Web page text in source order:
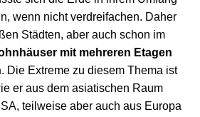
wenn nicht verdreifachen. Daher
Städten, aber auch schon im
mit mehreren Etagen
. Die Extreme zu diesem Thema ist
er aus dem asiatischen Raum
teilweise aber auch aus Europa